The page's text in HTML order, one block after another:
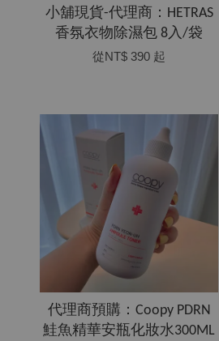
小舖現貨-代理商：HETRAS
香氛衣物除濕包 8入/袋
從NT$ 390 起
代理商預購：Coopy PDRN
鮭魚精華安瓶化妝水300ML